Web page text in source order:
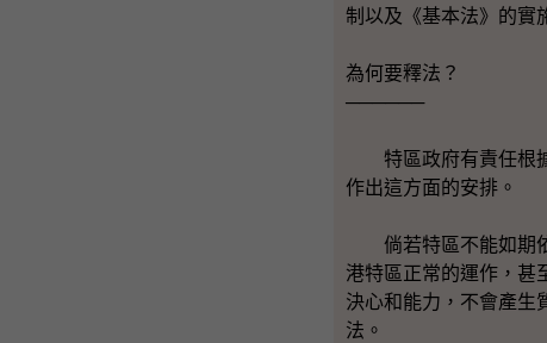
制以及《基本法》的實
為何要釋法？
──────
特區政府有責任根據
作出這方面的安排。
倘若特區不能如期依
港特區正常的運作，甚
決心和能力，不會產生
法。